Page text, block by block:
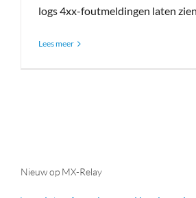
logs 4xx-foutmeldingen laten
Lees meer
Nieuw op MX-Relay